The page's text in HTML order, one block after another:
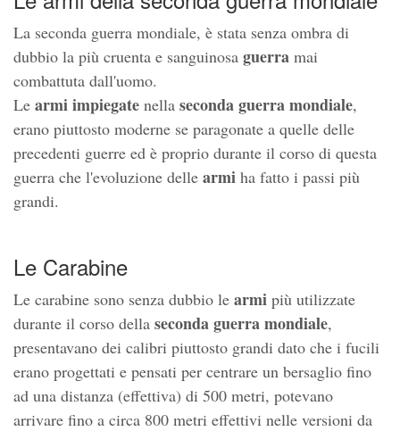
La seconda guerra mondiale, è stata senza ombra di
dubbio la più cruenta e sanguinosa guerra mai
combattuta dall'uomo.
Le armi impiegate nella seconda guerra mondiale,
erano piuttosto moderne se paragonate a quelle delle
precedenti guerre ed è proprio durante il corso di questa
guerra che l'evoluzione delle armi ha fatto i passi più
grandi.
Le Carabine
Le carabine sono senza dubbio le armi più utilizzate
durante il corso della seconda guerra mondiale,
presentavano dei calibri piuttosto grandi dato che i fucili
erano progettati e pensati per centrare un bersaglio fino
ad una distanza (effettiva) di 500 metri, potevano
arrivare fino a circa 800 metri effettivi nelle versioni da